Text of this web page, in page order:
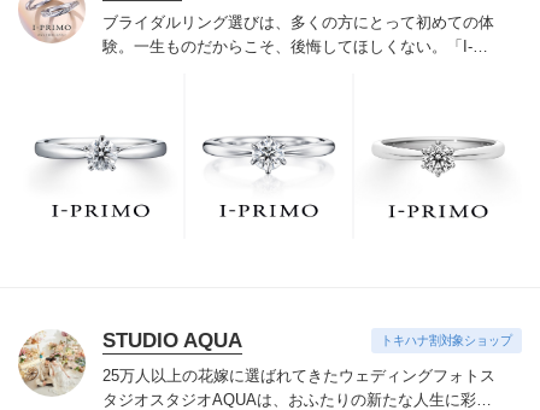
ブライダルリング選びは、多くの方にとって初めての体
験。一生ものだからこそ、後悔してほしくない。「I-
でお待ちしております。リング選びの最初の一歩をご一
緒に。まずは、アイプリモへ。
STUDIO AQUA トキハナ割対象ショップ
25万人以上の花嫁に選ばれてきたウェディングフォトス
タジオ スタジオAQUAは、おふたりの新たな人生に彩り